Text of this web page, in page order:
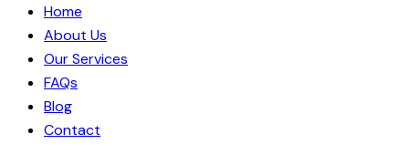
Home
About Us
Our Services
FAQs
Blog
Contact